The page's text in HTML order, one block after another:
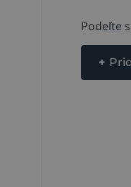
Podeľte
+